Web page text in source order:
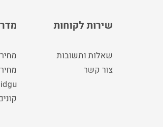
idgu חנות
שירות לקוחות
שאלות ותשובות
צור קשר